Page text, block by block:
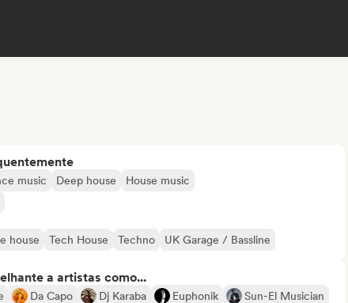
music Deep house
House music
house Tech House Techno UK Garage / Bassline
a artistas como...
Da Capo Dj Karaba Euphonik Sun-El Musician